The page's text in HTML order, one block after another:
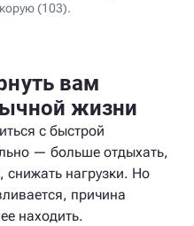
(103).
вам
жизни
с быстрой
— больше отдыхать,
снижать нагрузки. Но
причина
находить.